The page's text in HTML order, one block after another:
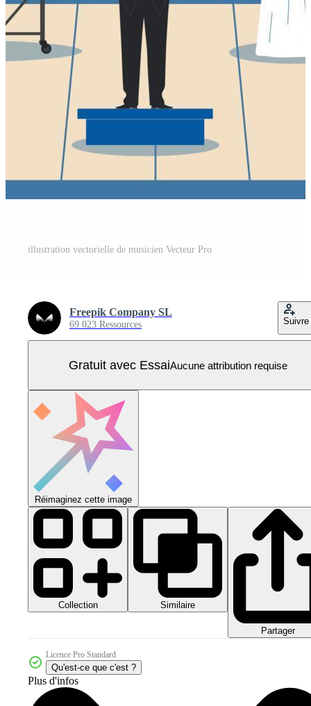
illustration vectorielle de musicien Vecteur Pro
Freepik Company SL
69 023 Ressources Suivre
Gratuit avec EssaiAucune attribution requise
Réimaginez cette image
Collection Similaire
Partager
Licence Pro Standard
Qu'est-ce que c'est ?
Plus d'infos